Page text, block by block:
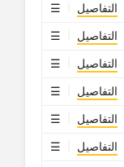
التفاصيل
التفاصيل
التفاصيل
التفاصيل
التفاصيل
التفاصيل